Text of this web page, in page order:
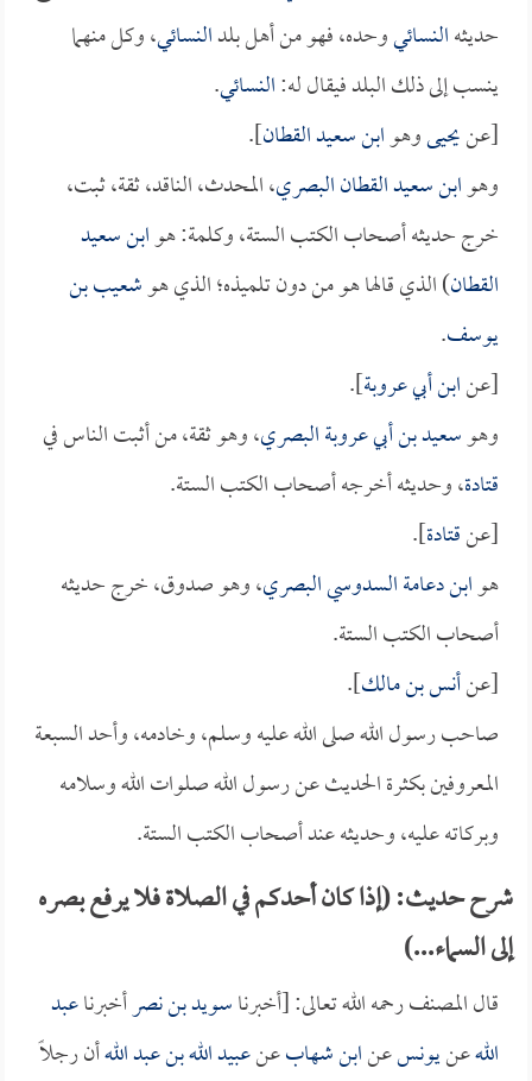
حديثهالنسائيوحده، فهو من أهل بلدالنسائي، وكل منهما
ينسب إلى ذلك البلد فيقال له:النسائي.
[عنيحيىوهوابن سعيد القطان].
وهوابن سعيد القطان البصري، المحدث، الناقد، ثقة، ثبت،
خرج حديثه أصحاب الكتب الستة، وكلمة: هوابن سعيد
القطان) الذي قالها هو من دون تلميذه؛ الذي هوشعيب بن
يوسف.
[عنابن أبي عروبة].
وهوسعيد بن أبي عروبة البصري، وهو ثقة، من أثبت الناس في
قتادة، وحديثه أخرجه أصحاب الكتب الستة.
[عنقتادة].
هوابن دعامة السدوسي البصري، وهو صدوق، خرج حديثه
أصحاب الكتب الستة.
[عنأنس بن مالك].
صاحب رسول الله صلى الله عليه وسلم، وخادمه، وأحد السبعة
المعروفين بكثرة الحديث عن رسول الله صلوات الله وسلامه
وبركاته عليه، وحديثه عند أصحاب الكتب الستة.
شرح حديث: (إذا كان أحدكم في الصلاة فلا يرفع بصره
إلى السماء...)
قال المصنف رحمه الله تعالى: [أخبرناسويد بن نصرأخبرناعبد
اللهعنيونسعنابن شهابعنعبيد الله بن عبد اللهأن رجلاً